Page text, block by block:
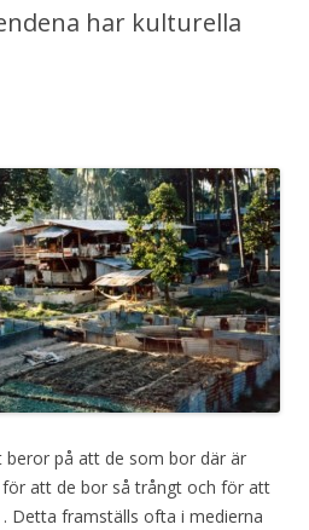
har kulturella
på att de som bor där är
att de bor så trångt och för att
Detta framställs ofta i medierna